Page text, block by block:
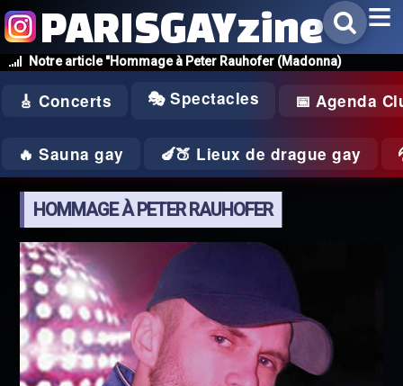
Notre article "Hommage à Peter Rauhofer (Madonna)
PARISGAYzine
🎸 Concerts 🎭 Spectacles 📅 Agenda
🔥 Sauna gay 🍆🍑 Lieux de drague gay
HOMMAGE À PETER RAUHOFER